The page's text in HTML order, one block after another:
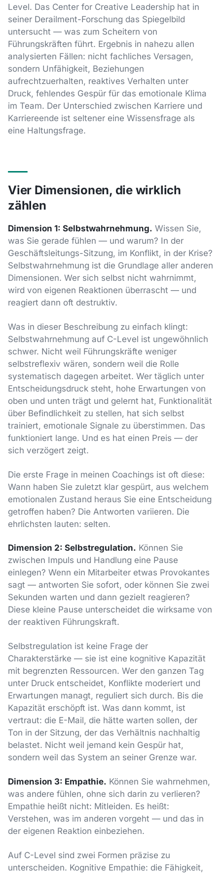
Level. Das Center for Creative Leadership hat in
seiner Derailment-Forschung das Spiegelbild
untersucht — was zum Scheitern von
Führungskräften führt. Ergebnis in nahezu allen
analysierten Fällen: nicht fachliches Versagen,
sondern Unfähigkeit, Beziehungen
aufrechtzuerhalten, reaktives Verhalten unter
Druck, fehlendes Gespür für das emotionale Klima
im Team. Der Unterschied zwischen Karriere und
Karriereende ist seltener eine Wissensfrage als
eine Haltungsfrage.
Vier Dimensionen, die wirklich
zählen
Dimension 1: Selbstwahrnehmung. Wissen Sie,
was Sie gerade fühlen — und warum? In der
Geschäftsleitungs-Sitzung, im Konflikt, in der Krise?
Selbstwahrnehmung ist die Grundlage aller anderen
Dimensionen. Wer sich selbst nicht wahrnimmt,
wird von eigenen Reaktionen überrascht — und
reagiert dann oft destruktiv.
Was in dieser Beschreibung zu einfach klingt:
Selbstwahrnehmung auf C-Level ist ungewöhnlich
schwer. Nicht weil Führungskräfte weniger
selbstreflexiv wären, sondern weil die Rolle
systematisch dagegen arbeitet. Wer täglich unter
Entscheidungsdruck steht, hohe Erwartungen von
oben und unten trägt und gelernt hat, Funktionalität
über Befindlichkeit zu stellen, hat sich selbst
trainiert, emotionale Signale zu überstimmen. Das
funktioniert lange. Und es hat einen Preis — der
sich verzögert zeigt.
Die erste Frage in meinen Coachings ist oft diese:
Wann haben Sie zuletzt klar gespürt, aus welchem
emotionalen Zustand heraus Sie eine Entscheidung
getroffen haben? Die Antworten variieren. Die
ehrlichsten lauten: selten.
Dimension 2: Selbstregulation. Können Sie
zwischen Impuls und Handlung eine Pause
einlegen? Wenn ein Mitarbeiter etwas Provokantes
sagt — antworten Sie sofort, oder können Sie zwei
Sekunden warten und dann gezielt reagieren?
Diese kleine Pause unterscheidet die wirksame von
der reaktiven Führungskraft.
Selbstregulation ist keine Frage der
Charakterstärke — sie ist eine kognitive Kapazität
mit begrenzten Ressourcen. Wer den ganzen Tag
unter Druck entscheidet, Konflikte moderiert und
Erwartungen managt, reguliert sich durch. Bis die
Kapazität erschöpft ist. Was dann kommt, ist
vertraut: die E-Mail, die hätte warten sollen, der
Ton in der Sitzung, der das Verhältnis nachhaltig
belastet. Nicht weil jemand kein Gespür hat,
sondern weil das System an seiner Grenze war.
Dimension 3: Empathie. Können Sie wahrnehmen,
was andere fühlen, ohne sich darin zu verlieren?
Empathie heißt nicht: Mitleiden. Es heißt:
Verstehen, was im anderen vorgeht — und das in
der eigenen Reaktion einbeziehen.
Auf C-Level sind zwei Formen präzise zu
unterscheiden. Kognitive Empathie: die Fähigkeit,